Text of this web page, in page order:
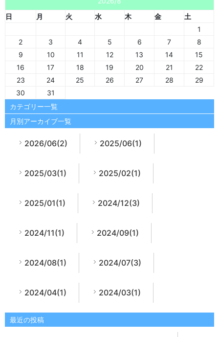
日
月 火 水 木 金
土
1
2
3 4 5 6 7
8
9
10 11 12 13 14
15
16
17 18 19 20 21
22
23
24 25 26 27 28
29
30
31
カテゴリー一覧
月別アーカイブ一覧
2026/06(2) 2025/06(1)
2025/03(1) 2025/02(1)
2025/01(1) 2024/12(3)
2024/11(1) 2024/09(1)
2024/08(1) 2024/07(3)
2024/04(1) 2024/03(1)
最近の投稿